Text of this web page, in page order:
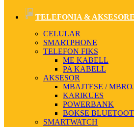
TELEFONIA & AKSESORE
CELULAR
SMARTPHONE
TELEFON FIKS
ME KABELL
PA KABELL
AKSESOR
MBAJTESE /
KARIKUES
POWERBANK
BOKSE
SMARTWATCH